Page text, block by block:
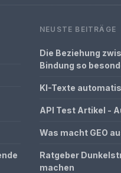
NEUSTE BEITRÄGE
Die Beziehung
Bindung so
KI-Texte
API Test Artikel -
Was macht GEO
Ratgeber
machen